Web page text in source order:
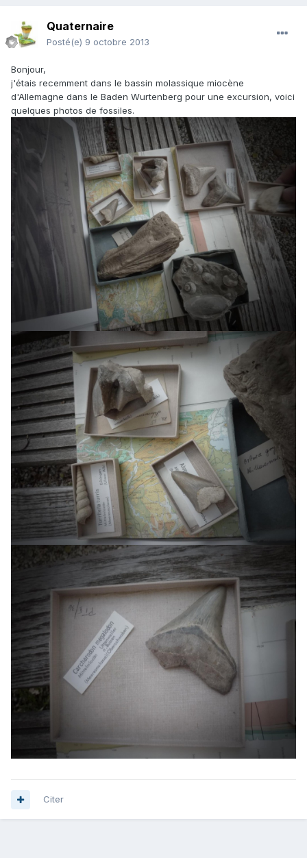
Quaternaire
Posté(e) 9 octobre 2013
Bonjour,
j'étais recemment dans le bassin molassique miocène
d'Allemagne dans le Baden Wurtenberg pour une excursion, voici
quelques photos de fossiles.
Citer